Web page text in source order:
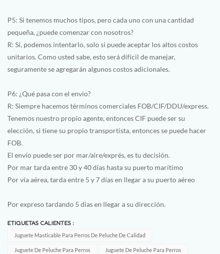
P5: Si tenemos muchos tipos, pero cada uno con una cantidad
pequeña, ¿puede comenzar con nosotros?
R: Sí, podemos intentarlo, solo si puede aceptar los altos costos
unitarios. Como usted sabe, esto será difícil de manejar,
seguramente se agregarán algunos costos adicionales.
P6: ¿Qué pasa con el envío?
R: Siempre hacemos términos comerciales FOB/CIF/DDU/express.
Tenemos nuestro propio agente, entonces CIF puede ser su
elección, si tiene su propio transportista, entonces se puede hacer
FOB.
El envío puede ser por mar/aire/exprés, es tu decisión.
Por mar tarda entre 30 y 40 días hasta su puerto marítimo
Por vía aérea, tarda entre 5 y 7 días en llegar a su puerto aéreo
Por expreso tardando 5 días en llegar a su dirección.
ETIQUETAS CALIENTES :
Juguete Masticable Para Perros De Peluche De Calidad
Juguete De Peluche Para Perros Juguete De Peluche Para Perros